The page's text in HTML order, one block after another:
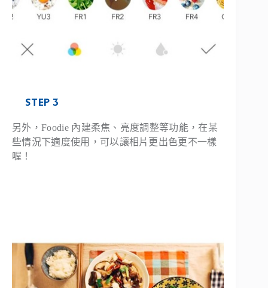
STEP 3
另外，Foodie 內建柔焦、亮度調整等功能，在某
些情況下適度使用，可以讓相片更出色更不一樣
喔！